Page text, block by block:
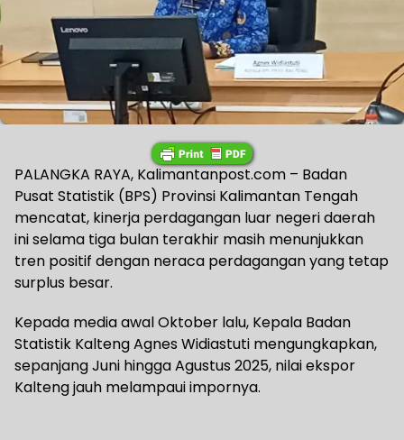
PALANGKA RAYA, Kalimantanpost.com – Badan
Pusat Statistik (BPS) Provinsi Kalimantan Tengah
mencatat, kinerja perdagangan luar negeri daerah
ini selama tiga bulan terakhir masih menunjukkan
tren positif dengan neraca perdagangan yang tetap
surplus besar.
Kepada media awal Oktober lalu, Kepala Badan
Statistik Kalteng Agnes Widiastuti mengungkapkan,
sepanjang Juni hingga Agustus 2025, nilai ekspor
Kalteng jauh melampaui impornya.